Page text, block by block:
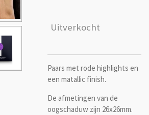
Uitverkocht
Paars met rode highlights en
een matallic finish.
De afmetingen van de
oogschaduw zijn 26x26mm.